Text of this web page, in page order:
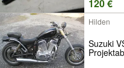
120 €
Hilden
Suzuki